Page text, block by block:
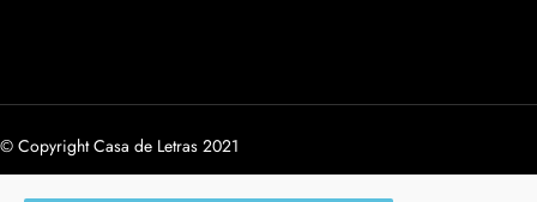
© Copyright Casa de Letras 2021